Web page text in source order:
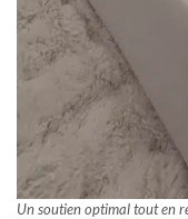
Un soutien optimal tout en